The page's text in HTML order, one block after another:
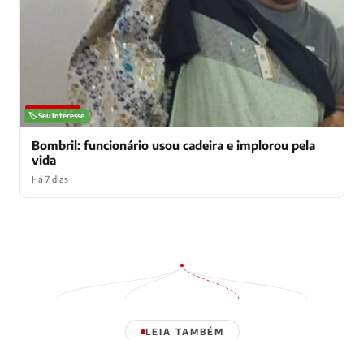
NOTÍCIAS
🏷️ Seu interesse
Bombril: funcionário usou cadeira e implorou pela
vida
Há 7 dias
LEIA TAMBÉM